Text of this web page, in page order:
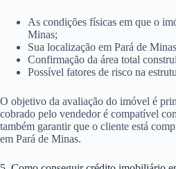
As condições físicas em que o
Minas;
Sua localização em Pará de
Confirmação da área total
Possível fatores de risco na
O objetivo da avaliação do imóvel é
cobrado pelo vendedor é compatível
também garantir que o cliente está
em Pará de Minas.